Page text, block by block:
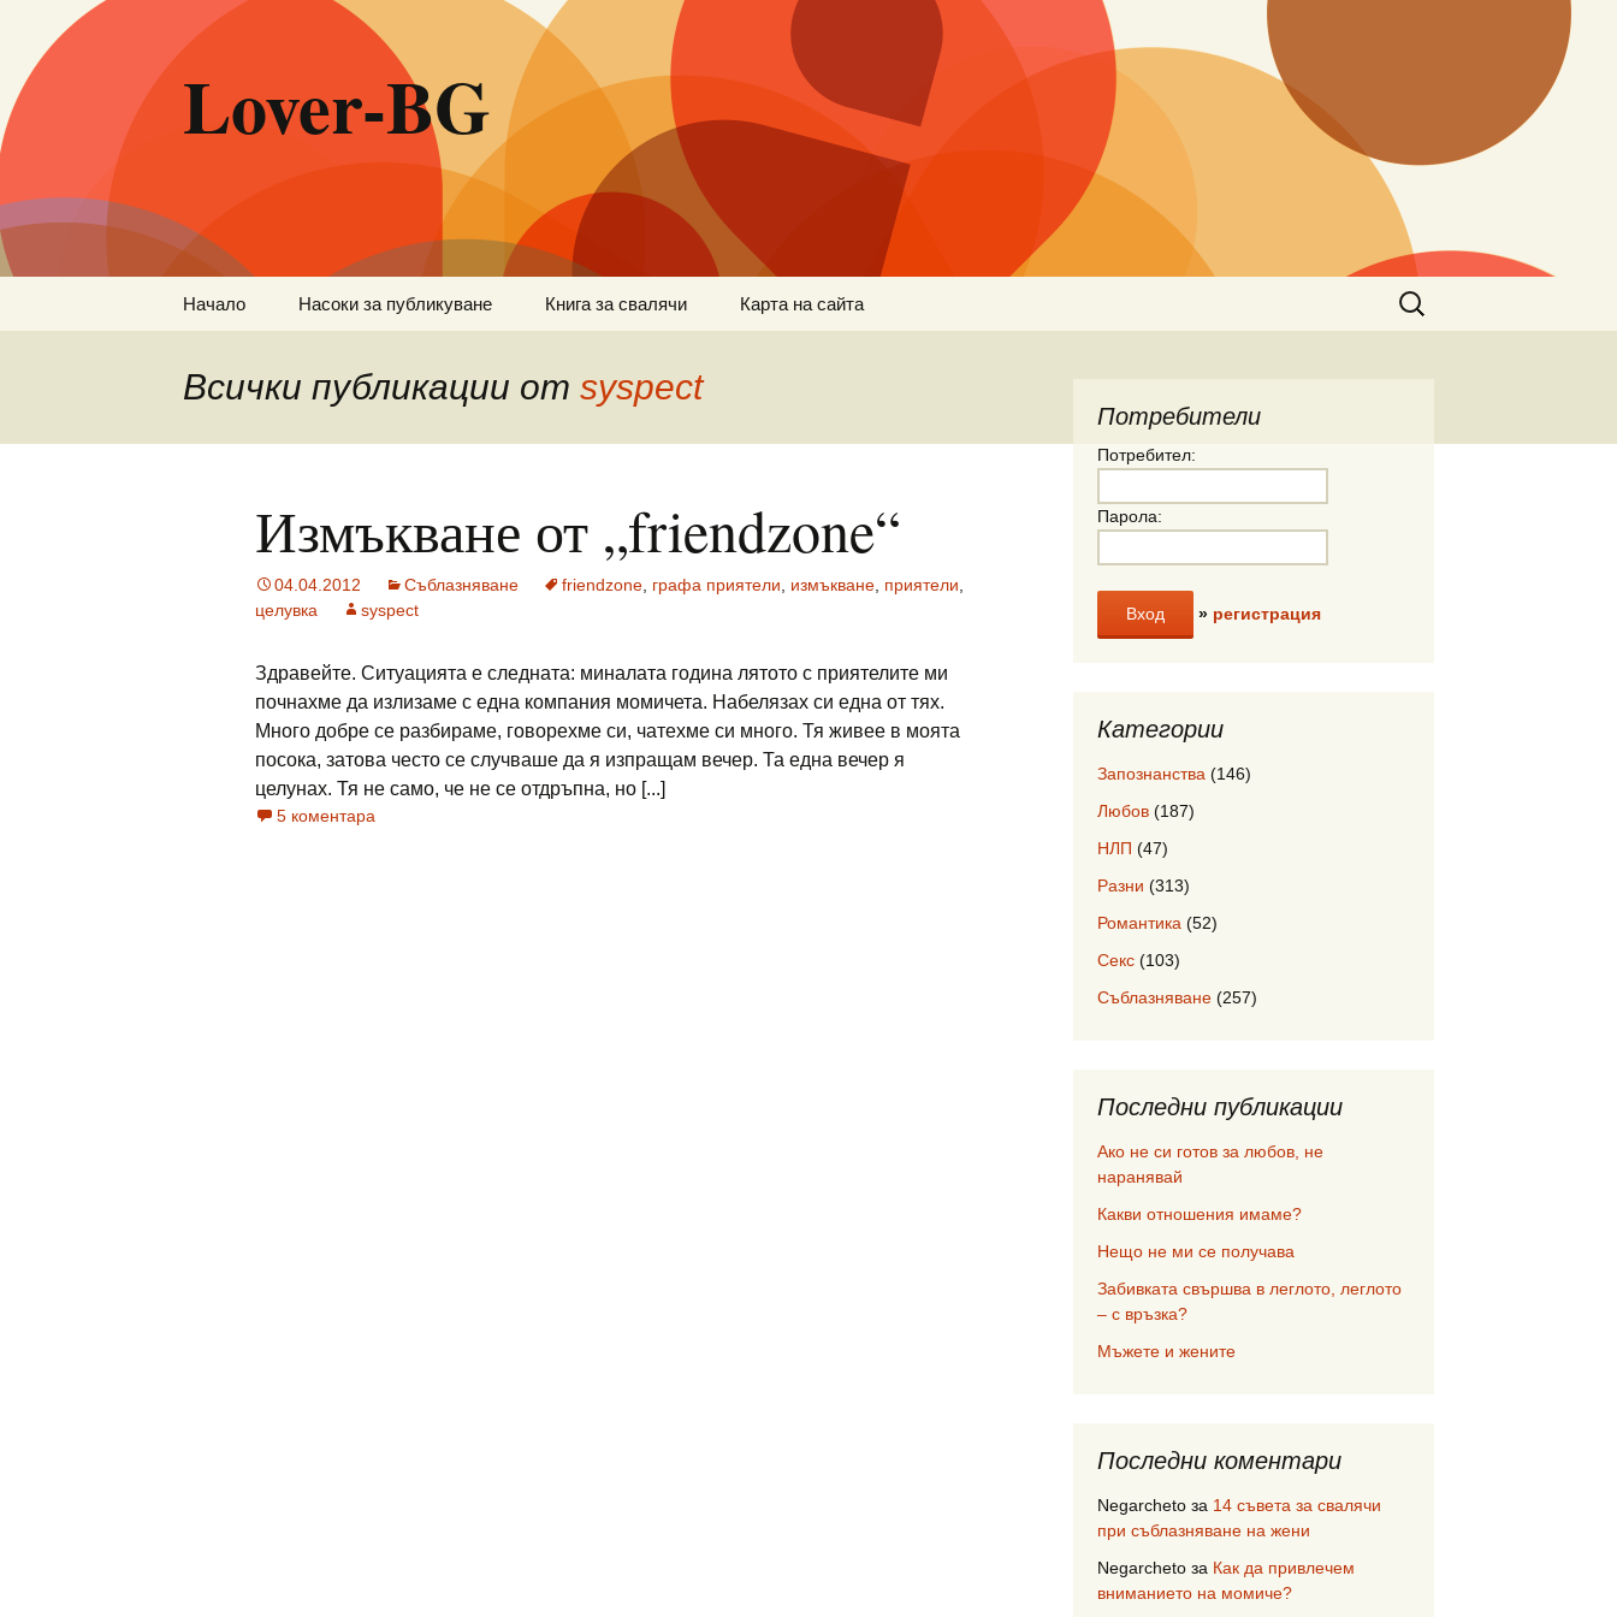
Lover-BG
Начало Насоки за публикуване Книга за свалячи Карта на сайта
Търсене
за:
Всички публикации от syspect
Измъкване от „friendzone“
04.04.2012 Съблазняване friendzone графа приятели измъкване приятели
целувка
syspect
Здравейте. Ситуацията е следната: миналата година лятото с приятелите ми
почнахме да излизаме с една компания момичета. Набелязах си една от тях.
Много добре се разбираме, говорехме си, чатехме си много. Тя живее в моята
посока, затова често се случваше да я изпращам вечер. Та една вечер я
целунах. Тя не само, че не се отдръпна, но [...]
5 коментара
Потребители
Потребител:
Парола:
» регистрация
Категории
Запознанства (146)
Любов (187)
НЛП (47)
Разни (313)
Романтика (52)
Секс (103)
Съблазняване (257)
Последни публикации
Ако не си готов за любов, не
наранявай
Какви отношения имаме?
Нещо не ми се получава
Забивката свършва в леглото, леглото
– с връзка?
Мъжете и жените
Последни коментари
Negarcheto за 14 съвета за свалячи
при съблазняване на жени
Negarcheto за Как да привлечем
вниманието на момиче?